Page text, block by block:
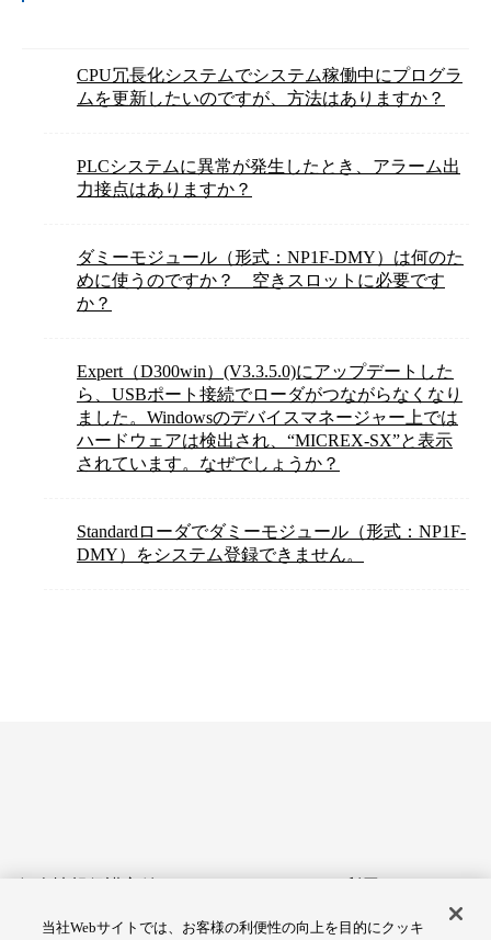
CPU冗長化システムでシステム稼働中にプログラ
ムを更新したいのですが、方法はありますか？
PLCシステムに異常が発生したとき、アラーム出
力接点はありますか？
ダミーモジュール（形式：NP1F-DMY）は何のた
めに使うのですか？ 空きスロットに必要です
か？
Expert（D300win）(V3.3.5.0)にアップデートした
ら、USBポート接続でローダがつながらなくなり
ました。Windowsのデバイスマネージャー上では
ハードウェアは検出され、“MICREX-SX”と表示
されています。なぜでしょうか？
Standardローダでダミーモジュール（形式：NP1F-
DMY）をシステム登録できません。
アクセシビリティへの対応 Cookie設定
当社Webサイトでは、お客様の利便性の向上を目的にクッキ